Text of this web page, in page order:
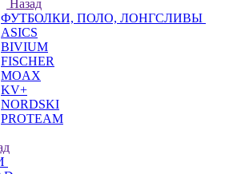
Назад
ФУТБОЛКИ, ПОЛО, ЛОНГСЛИВЫ
ASICS
BIVIUM
FISCHER
MOAX
KV+
NORDSKI
PROTEAM